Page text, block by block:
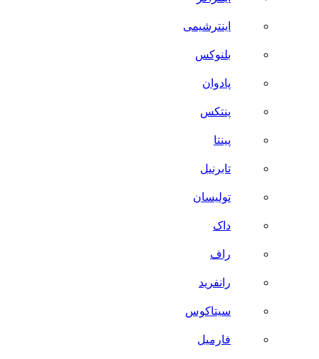
اینترشیمی
بلنوکس
پادوان
پنتکس
پینتا
تابرنیل
تولیسان
داک
راف
رانفرید
سیتاکوس
فارمیل